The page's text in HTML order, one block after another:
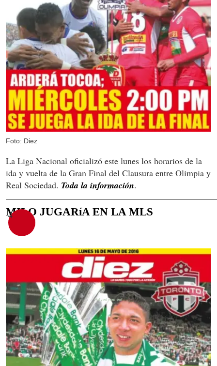
Foto: Diez
La Liga Nacional oficializó este lunes los horarios de la
ida y vuelta de la Gran Final del Clausura entre Olimpia y
Real Sociedad. Toda la información.
4
MILO JUGARíA EN LA MLS